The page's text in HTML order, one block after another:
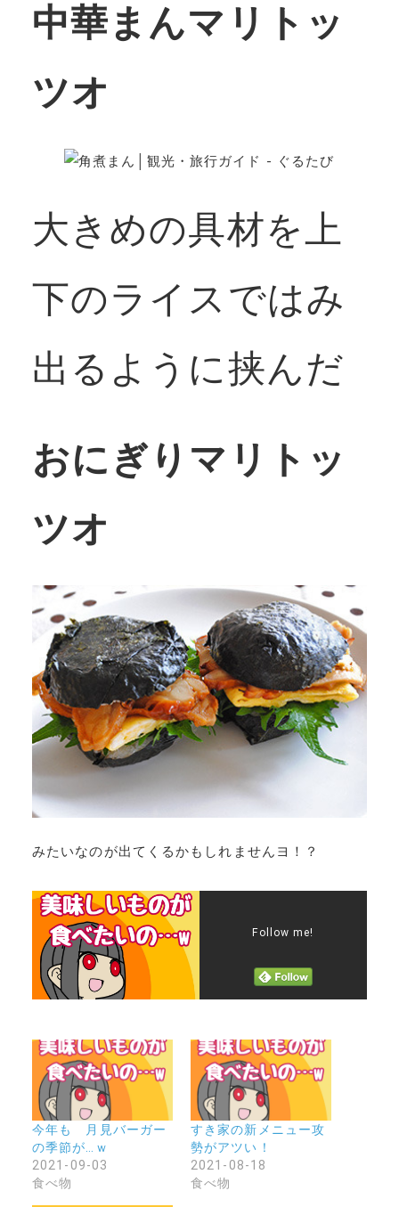
中華まんマリトッ
ツオ
大きめの具材を上
下のライスではみ
出るように挟んだ
おにぎりマリトッ
ツオ
みたいなのが出てくるかもしれませんヨ！？
Follow me!
今年も 月見バーガー
の季節が…ｗ
2021-09-03
食べ物
すき家の新メニュー攻
勢がアツい！
2021-08-18
食べ物